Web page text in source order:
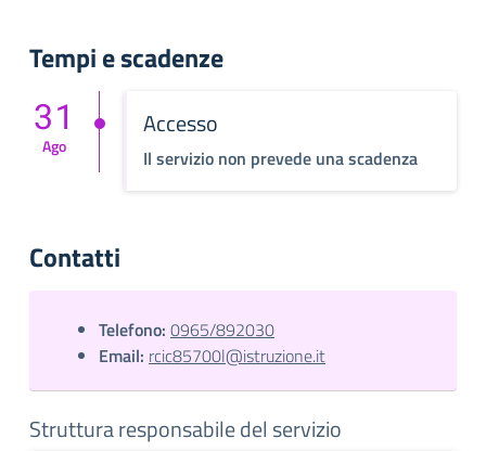
Tempi e scadenze
Accesso
Il servizio non prevede una scadenza
31
Ago
Contatti
Telefono: 0965/892030
Email: rcic85700l@istruzione.it
Struttura responsabile del servizio